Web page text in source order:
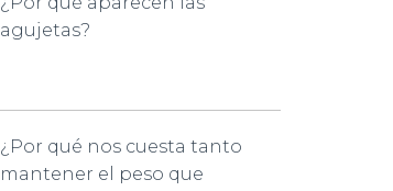
agujetas?
¿Por qué nos cuesta tanto
mantener el peso que